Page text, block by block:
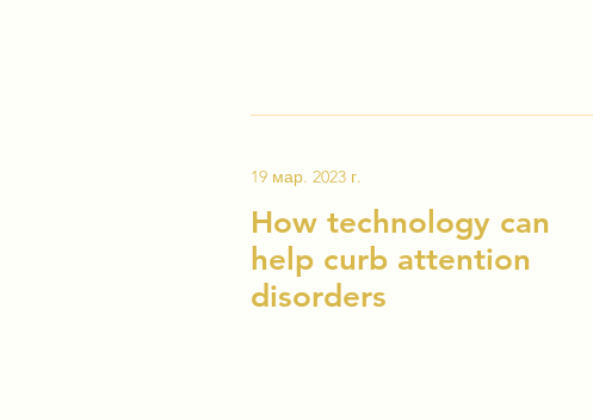
19 мар. 2023 г.
How technology can
help curb attention
disorders